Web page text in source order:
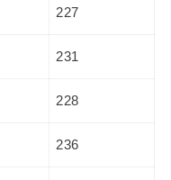
227
231
228
236